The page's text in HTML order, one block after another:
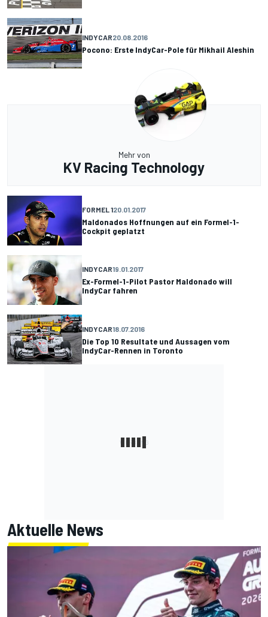
INDYCAR20.08.2016
Pocono: Erste IndyCar-Pole für Mikhail Aleshin
Mehr von
KV Racing Technology
FORMEL 120.01.2017
Maldonados Hoffnungen auf ein Formel-1-
Cockpit geplatzt
INDYCAR19.01.2017
Ex-Formel-1-Pilot Pastor Maldonado will
IndyCar fahren
INDYCAR18.07.2016
Die Top 10 Resultate und Aussagen vom
IndyCar-Rennen in Toronto
Aktuelle News